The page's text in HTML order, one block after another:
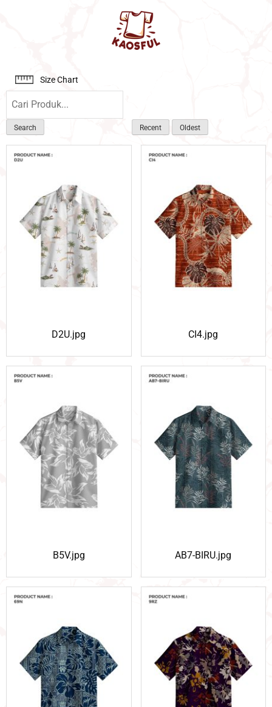
Size Chart
Search Recent Oldest
D2U.jpg CI4.jpg
B5V.jpg AB7-BIRU.jpg